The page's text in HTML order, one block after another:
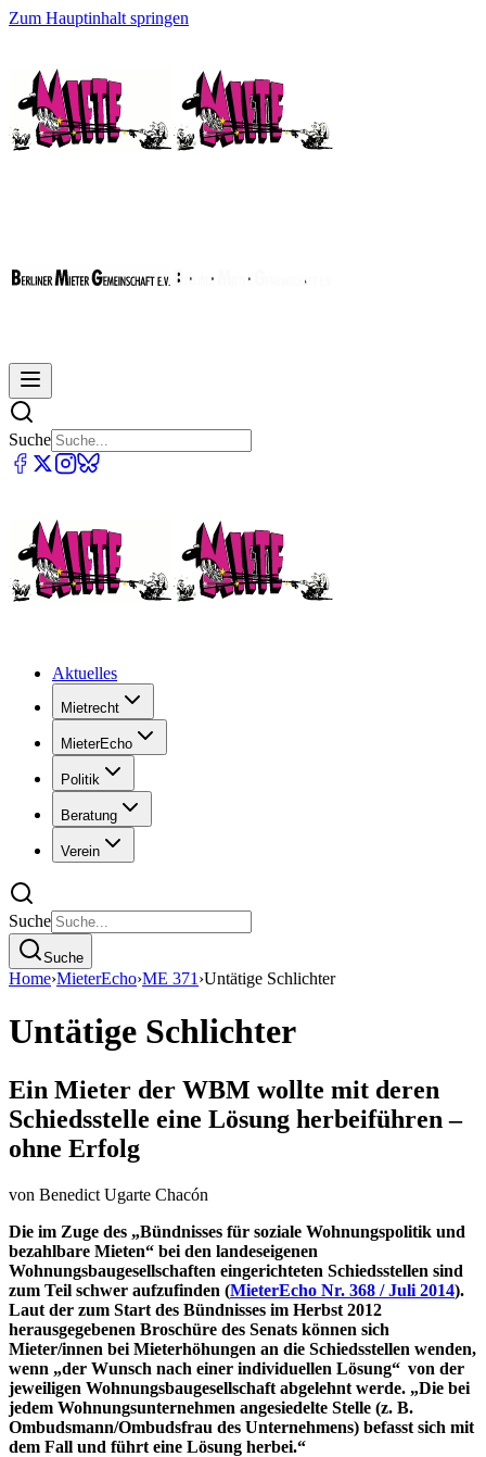
Zum Hauptinhalt springen
Suche
Aktuelles
Mietrecht
MieterEcho
Politik
Beratung
Verein
Suche
Suche
Home›MieterEcho›ME 371 ›Untätige Schlichter
Untätige Schlichter
Ein Mieter der WBM wollte mit deren
Schiedsstelle eine Lösung herbeiführen –
ohne Erfolg
von Benedict Ugarte Chacón
Die im Zuge des „Bündnisses für soziale Wohnungspolitik und
bezahlbare Mieten“ bei den landeseigenen
Wohnungsbaugesellschaften eingerichteten Schiedsstellen sind
zum Teil schwer aufzufinden (MieterEcho Nr. 368 / Juli 2014).
Laut der zum Start des Bündnisses im Herbst 2012
herausgegebenen Broschüre des Senats können sich
Mieter/innen bei Mieterhöhungen an die Schiedsstellen wenden,
wenn „der Wunsch nach einer individuellen Lösung“ von der
jeweiligen Wohnungsbaugesellschaft abgelehnt werde. „Die bei
jedem Wohnungsunternehmen angesiedelte Stelle (z. B.
Ombudsmann/Ombudsfrau des Unternehmens) befasst sich mit
dem Fall und führt eine Lösung herbei.“